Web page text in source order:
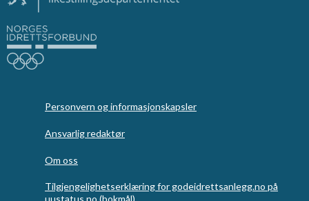
Personvern og informasjonskapsler
Ansvarlig redaktør
Om oss
Tilgjengelighetserklæring for godeidrettsanlegg.no på
uustatus.no (bokmål)